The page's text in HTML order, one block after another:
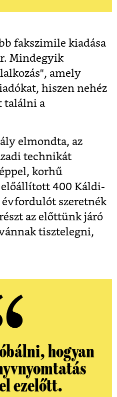
fakszimile kiadása
Mindegyik
amely
hiszen nehéz
találni a
elmondta, az
technikát
korhű
400 Káldi-
évfordulót szeretnék
az előttünk járó
tisztelegni,
hogyan
ezelőtt.